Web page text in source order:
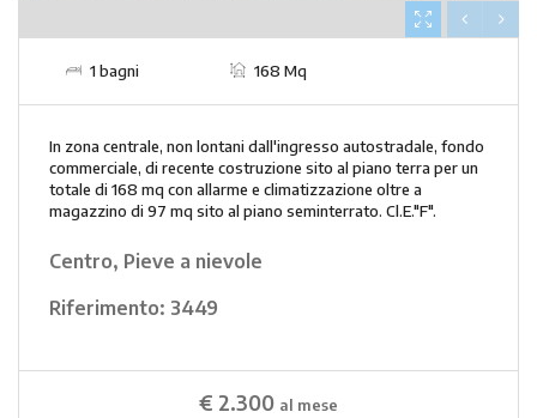
1 bagni 168 Mq
In zona centrale, non lontani dall'ingresso autostradale, fondo
commerciale, di recente costruzione sito al piano terra per un
totale di 168 mq con allarme e climatizzazione oltre a
magazzino di 97 mq sito al piano seminterrato. Cl.E."F".
Centro, Pieve a nievole
Riferimento: 3449
€ 2.300 al mese